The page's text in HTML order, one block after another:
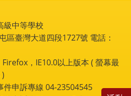
級中等學校
區臺灣大道四段1727號 電話：
，IE10.0以上版本 ( 螢幕最
件申訴專線 04-23504545